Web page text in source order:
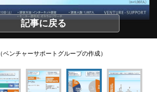
記事に戻る
（ベンチャーサポートグループの作成）